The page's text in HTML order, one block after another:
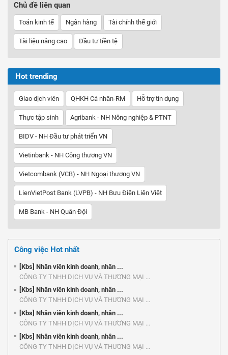
Chủ đề liên quan
Toán kinh tế Ngân hàng Tài chính thế giới
Tài liệu nâng cao Đầu tư tiền tệ
Hot trending
Giao dịch viên QHKH Cá nhân-RM Hỗ trợ tín dụng
Thực tập sinh Agribank - NH Nông nghiệp & PTNT
BIDV - NH Đầu tư phát triển VN
Vietinbank - NH Công thương VN
Vietcombank (VCB) - NH Ngoại thương VN
LienVietPost Bank (LVPB) - NH Bưu Điện Liên Việt
MB Bank - NH Quân Đội
Công việc Hot nhất
[Kbs] Nhân viên kinh doanh, nhân ...
CÔNG TY TNHH DỊCH VỤ VÀ THƯƠNG MẠI ...
[Kbs] Nhân viên kinh doanh, nhân ...
CÔNG TY TNHH DỊCH VỤ VÀ THƯƠNG MẠI ...
[Kbs] Nhân viên kinh doanh, nhân ...
CÔNG TY TNHH DỊCH VỤ VÀ THƯƠNG MẠI ...
[Kbs] Nhân viên kinh doanh, nhân ...
CÔNG TY TNHH DỊCH VỤ VÀ THƯƠNG MẠI ...